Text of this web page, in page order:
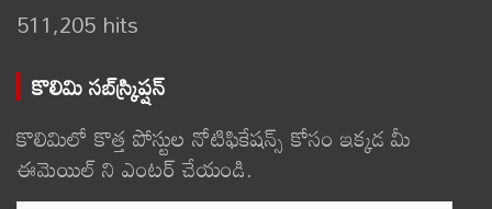
511,205 hits
కొలిమి సబ్‌స్క్రిప్షన్
కొలిమిలో కొత్త పోస్టుల నోటిఫికేషన్స్ కోసం ఇక్కడ మీ
ఈమెయిల్ ని ఎంటర్ చేయండి.